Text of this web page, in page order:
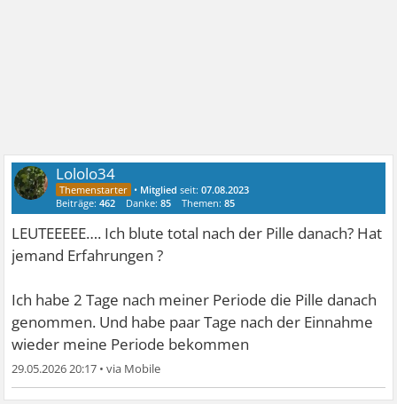
Lololo34
• Mitglied seit:07.08.2023
Beiträge:462 Danke:85 Themen:85
LEUTEEEEE…. Ich blute total nach der Pille danach? Hat
jemand Erfahrungen ?
Ich habe 2 Tage nach meiner Periode die Pille danach
genommen. Und habe paar Tage nach der Einnahme
wieder meine Periode bekommen
29.05.2026 20:17 •